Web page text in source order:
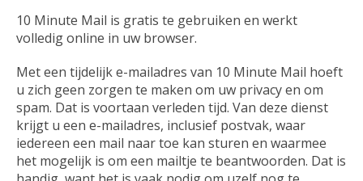
10 Minute Mail is gratis te gebruiken en werkt
volledig online in uw browser.
Met een tijdelijk e-mailadres van 10 Minute Mail hoeft
u zich geen zorgen te maken om uw privacy en om
spam. Dat is voortaan verleden tijd. Van deze dienst
krijgt u een e-mailadres, inclusief postvak, waar
iedereen een mail naar toe kan sturen en waarmee
het mogelijk is om een mailtje te beantwoorden. Dat is